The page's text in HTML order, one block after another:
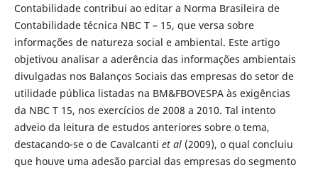
Contabilidade contribui ao editar a Norma Brasileira de
Contabilidade técnica NBC T – 15, que versa sobre
informações de natureza social e ambiental. Este artigo
objetivou analisar a aderência das informações ambientais
divulgadas nos Balanços Sociais das empresas do setor de
utilidade pública listadas na BM&FBOVESPA às exigências
da NBC T 15, nos exercícios de 2008 a 2010. Tal intento
adveio da leitura de estudos anteriores sobre o tema,
destacando-se o de Cavalcanti et al(2009), o qual concluiu
que houve uma adesão parcial das empresas do segmento